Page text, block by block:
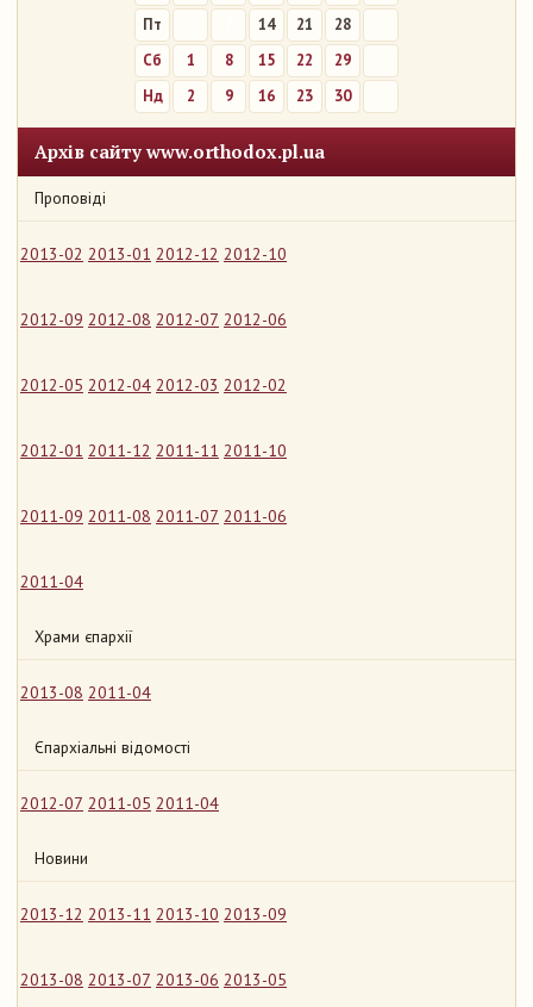
Пт
14 21
28
Сб
1 8 15 22
29
Нд
2 9 16 23 30
Архів сайту www.orthodox.pl.ua
Проповіді
2013-02 2013-01 2012-12 2012-10
2012-09 2012-08 2012-07 2012-06
2012-05 2012-04 2012-03 2012-02
2012-01 2011-12 2011-11 2011-10
2011-09 2011-08 2011-07 2011-06
2011-04
Храми єпархії
2013-08 2011-04
Єпархіальні відомості
2012-07 2011-05 2011-04
Новини
2013-12 2013-11 2013-10 2013-09
2013-08 2013-07 2013-06 2013-05